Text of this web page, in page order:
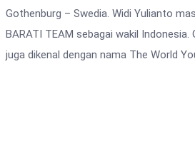
Gothenburg – Swedia. Widi Yulianto
BARATI TEAM sebagai wakil Indonesia.
juga dikenal dengan nama The World